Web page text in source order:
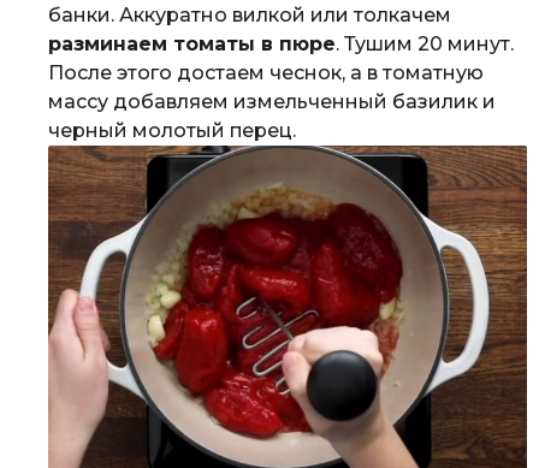
банки. Аккуратно вилкой или толкачем
разминаем томаты в пюре. Тушим 20 минут.
После этого достаем чеснок, а в томатную
массу добавляем измельченный базилик и
черный молотый перец.